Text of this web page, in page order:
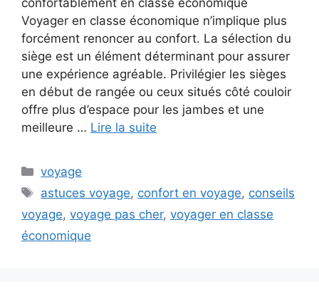
confortablement en classe économique
Voyager en classe économique n’implique plus
forcément renoncer au confort. La sélection du
siège est un élément déterminant pour assurer
une expérience agréable. Privilégier les sièges
en début de rangée ou ceux situés côté couloir
offre plus d’espace pour les jambes et une
meilleure … Lire la suite
Catégories
voyage
Étiquettes
astuces voyage, confort en voyage, conseils
voyage, voyage pas cher, voyager en classe
économique